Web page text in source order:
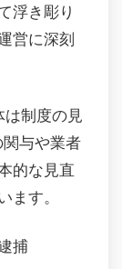
浮き彫り
営に深刻
制度の見
与や業者
的な見直
ます。
捕